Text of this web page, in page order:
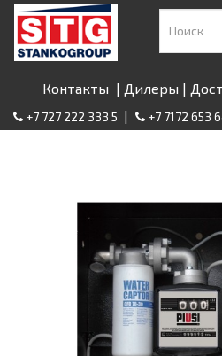
Контакты | Дилеры |
+7 727 222 333 5 | +7 7172 653